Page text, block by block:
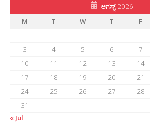
ಆಗಸ್ಟ್ 2026
M
T W T F
3
4 5 6 7
10
11 12 13 14
17
18 19 20 21
24
25 26 27 28
31
« Jul